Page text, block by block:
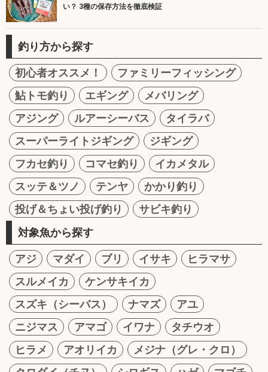
い？ 3種の保存方法を徹底検証
釣り方から探す
初心者オススメ！
ファミリーフィッシング
鮎トモ釣り
エギング
メバリング
アジング
ルアーシーバス
タイラバ
スーパーライトジギング
ジギング
フカセ釣り
コマセ釣り
イカメタル
スッテ＆ツノ
テンヤ
かかり釣り
投げ＆ちょい投げ釣り
サビキ釣り
対象魚から探す
アジ マダイ ブリ イサキ
ヒラマサ
スルメイカ
ケンサキイカ
スズキ（シーバス）
ナマズ
アユ
ニジマス
アマゴ イワナ
タチウオ
ヒラメ
アオリイカ
メジナ（グレ・クロ）